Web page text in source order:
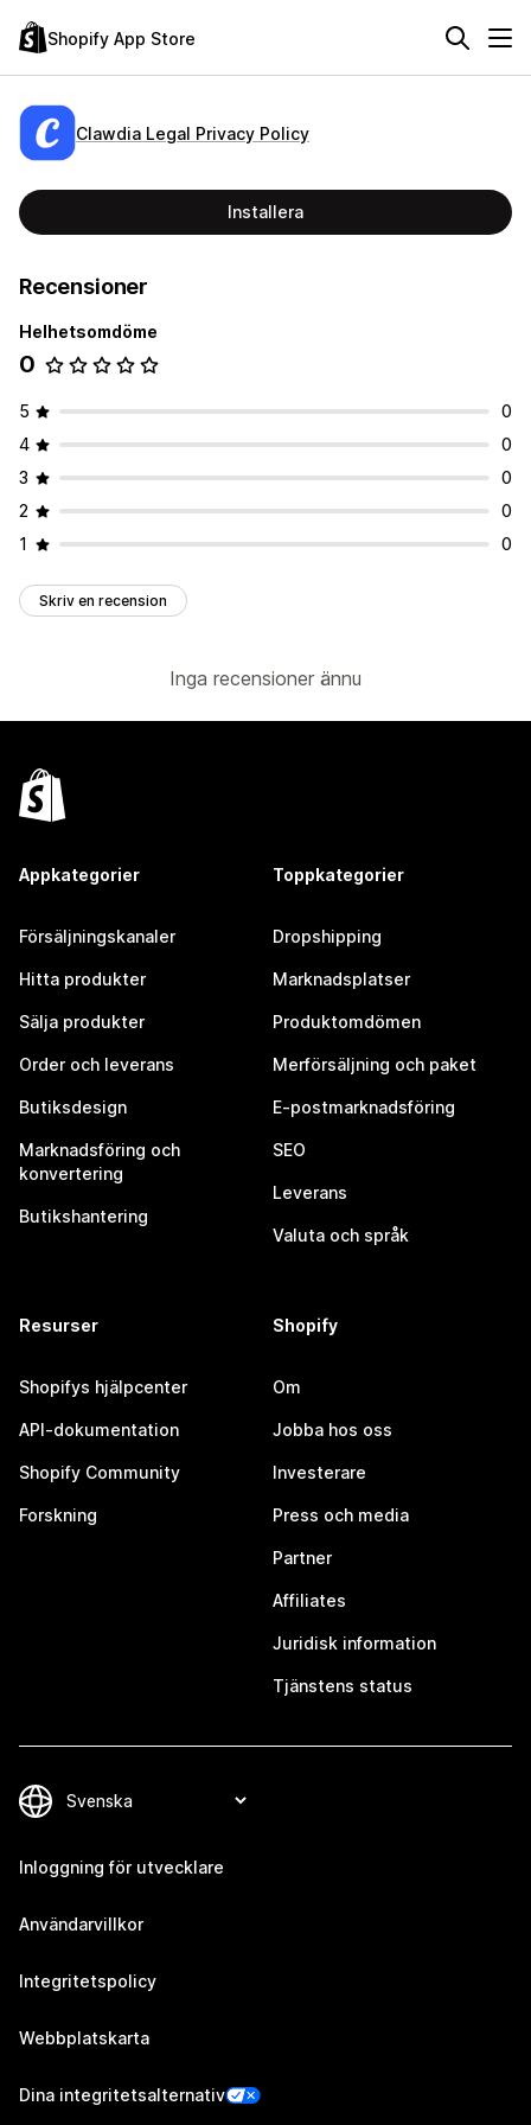
Shopify App Store
Clawdia Legal Privacy Policy
Installera
Recensioner
Helhetsomdöme
0
5
0
4
0
3
0
2
0
1
0
Skriv en recension
Inga recensioner ännu
Appkategorier
Försäljningskanaler
Hitta produkter
Sälja produkter
Order och leverans
Butiksdesign
Marknadsföring och
konvertering
Butikshantering
Toppkategorier
Dropshipping
Marknadsplatser
Produktomdömen
Merförsäljning och paket
E-postmarknadsföring
SEO
Leverans
Valuta och språk
Resurser
Shopifys hjälpcenter
API-dokumentation
Shopify Community
Forskning
Shopify
Om
Jobba hos oss
Investerare
Press och media
Partner
Affiliates
Juridisk information
Tjänstens status
Inloggning för utvecklare
Användarvillkor
Integritetspolicy
Webbplatskarta
Dina integritetsalternativ